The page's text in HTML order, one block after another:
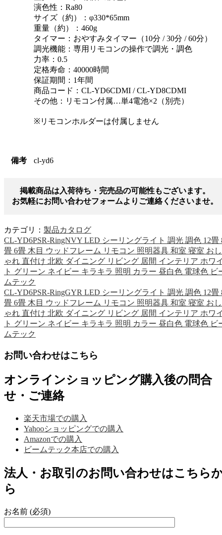
演色性：Ra80
サイズ（約）：φ330*65mm
重量（約）：460g
タイマー：おやすみタイマー（10分 / 30分 / 60分）
調光機能：専用リモコンの操作で調光・調色
力率：0.5
定格寿命：40000時間
保証期間：1年間
商品コード：CL-YD6CDMI / CL-YD8CDMI
その他：リモコン付属…単4電池×2（別売）
※リモコンホルダーは付属しません
備考 cl-yd6
掲載商品は入荷待ち・完売品の可能性もございます。
お気軽にお問い合わせフォームよりご連絡くださいませ。
カテゴリ： 製品カタログ
CL-YD6PSR-RingNVY LED シーリングライト 調光 調色 12畳
畳 6畳 木目 ウッドフレーム リモコン 照明器具 和室 寝室 おし
ゃれ 直付け 北欧 ダイニング リビング 居間 インテリア ホワ
ト グリーン ネイビー キラキラ 照明 カラー 昼白色 電球色 ビ
ムテック
CL-YD6PSR-RingGYR LED シーリングライト 調光 調色 12畳
畳 6畳 木目 ウッドフレーム リモコン 照明器具 和室 寝室 おし
ゃれ 直付け 北欧 ダイニング リビング 居間 インテリア ホワ
ト グリーン ネイビー キラキラ 照明 カラー 昼白色 電球色 ビ
ムテック
お問い合わせはこちら
オンラインショッピング購入後の問合
せ・ご連絡
楽天市場での購入
Yahooショッピングでの購入
Amazonでの購入
ビームテック本店での購入
法人・お取引のお問い合わせはこちら
ら
お名前 (必須)